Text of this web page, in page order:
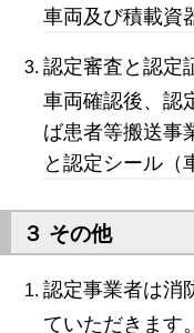
車両及び積載資
認定審査と認定
車両確認後、認
ば患者等搬送事
と認定シール（
３ その他
認定事業者は消
ていただきます。